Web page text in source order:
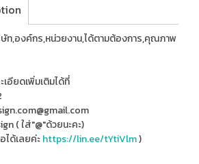
ท,องค์กร,หน่วยงาน,ได้ตามต้องการ,คุณภาพ
อียดเพิ่มเติมได้ที่
( ใส่"@"ด้วยนะคะ)
ด้เลยค่ะhttps://lin.ee/tYtiVlm)